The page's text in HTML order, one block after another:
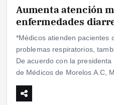
Aumenta atención
enfermedades
*Médicos atienden pacientes
problemas respiratorios,
De acuerdo con la
de Médicos de Morelos A.C,